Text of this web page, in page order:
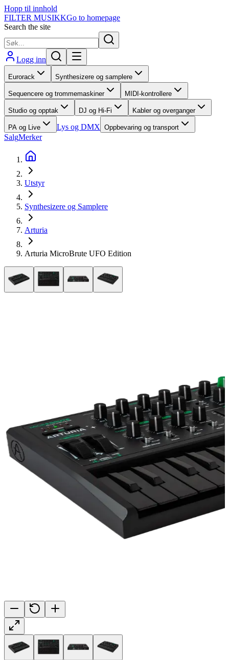
Hopp til innhold
FILTER MUSIKKGo to homepage
Search the site
Logg inn
Eurorack Synthesizere og samplere
Sequencere og trommemaskiner MIDI-kontrollere
Studio og opptak DJ og Hi-Fi Kabler og overganger
PA og Live Lys og DMX Oppbevaring og transport
SalgMerker
Utstyr
Synthesizere og Samplere
Arturia
Arturia MicroBrute UFO Edition